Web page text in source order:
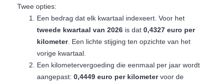
Twee opties:
Een bedrag dat elk kwartaal indexeert. Voor het
tweede kwartaal van 2026 is dat 0,4327 euro per
kilometer. Een lichte stijging ten opzichte van het
vorige kwartaal.
Een kilometervergoeding die eenmaal per jaar wordt
aangepast: 0,4449 euro per kilometervoor de